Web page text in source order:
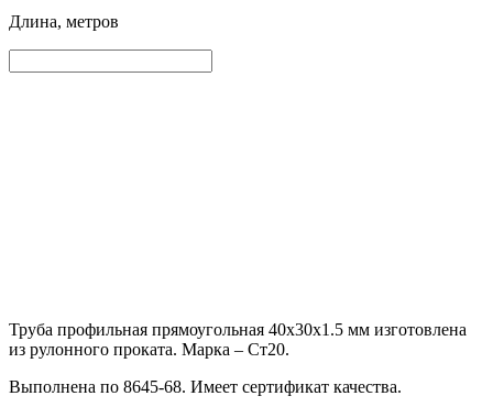
Длина, метров
Труба профильная прямоугольная 40х30х1.5 мм изготовлена
из рулонного проката. Марка – Ст20.
Выполнена по 8645-68. Имеет сертификат качества.